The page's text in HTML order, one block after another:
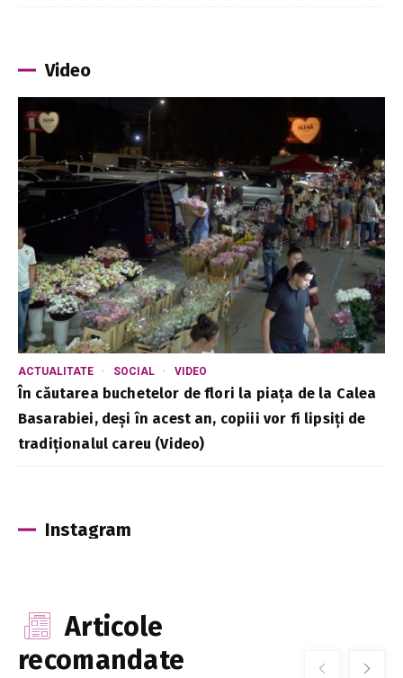
Video
ACTUALITATE SOCIAL VIDEO
În căutarea buchetelor de flori la piața de la Calea
Basarabiei, deși în acest an, copiii vor fi lipsiți de
tradiționalul careu (Video)
Instagram
Articole
recomandate